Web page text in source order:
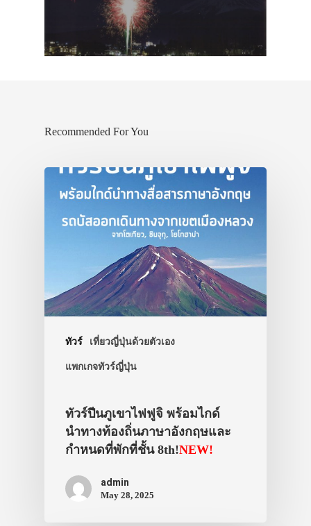
Recommended For You
ทัวร์ เที่ยวญี่ปุ่นด้วยตัวเอง
แพกเกจทัวร์ญี่ปุ่น
ทัวร์ปีนภูเขาไฟฟูจิ พร้อมไกด์
นำทางท้องถิ่นภาษาอังกฤษและ
กำหนดที่พักที่ชั้น 8th!NEW!
admin
May 28, 2025
ประเทศญี่ปุ่น
เที่ยวญี่ปุ่นด้ว
ทัวร์
ที่พัก